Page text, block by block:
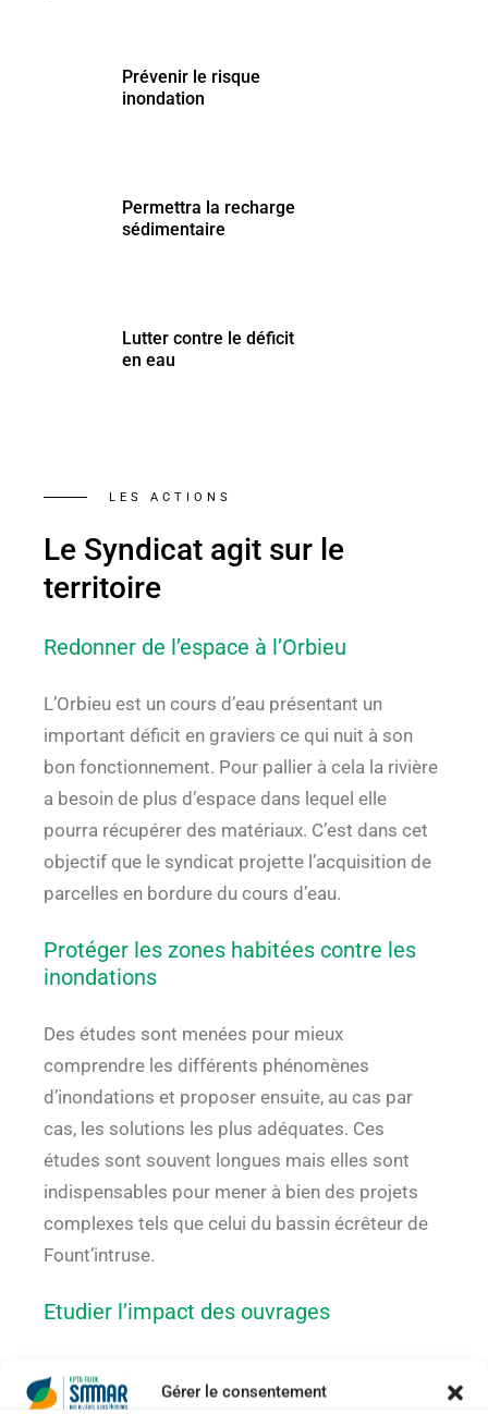
Gérer le consentement
Prévenir le risque
inondation
Prévenir le risque
inondation
Permettra la recharge
sédimentaire
Permettra la recharge
sédimentaire
Lutter contre le déficit
en eau
Lutter contre le déficit
en eau
LES ACTIONS
Le Syndicat agit sur le
territoire
Redonner de l’espace à l’Orbieu
L’Orbieu est un cours d’eau présentant un
important déficit en graviers ce qui nuit à son
bon fonctionnement. Pour pallier à cela la rivière
a besoin de plus d’espace dans lequel elle
pourra récupérer des matériaux. C’est dans cet
objectif que le syndicat projette l’acquisition de
parcelles en bordure du cours d’eau.
Protéger les zones habitées contre les
inondations
Des études sont menées pour mieux
comprendre les différents phénomènes
d’inondations et proposer ensuite, au cas par
cas, les solutions les plus adéquates. Ces
études sont souvent longues mais elles sont
indispensables pour mener à bien des projets
complexes tels que celui du bassin écrêteur de
Fount’intruse.
Etudier l’impact des ouvrages
prises d’eau situés en amont du bassin versant.